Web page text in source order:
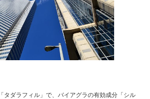
タダラフィル」で、バイアグラの有効成分「シル